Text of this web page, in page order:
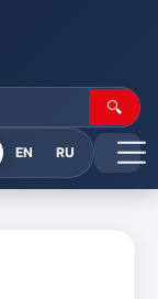
🔍
EN RU